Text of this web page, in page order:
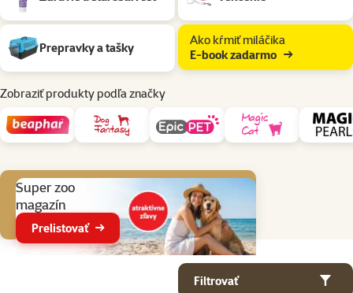
Prepravky a tašky
Ako kŕmiť miláčika
E-book zadarmo
Zobraziť produkty podľa značky
Super zoo
magazín
Prelistovať
Filtrovať
Produkty v kategorii Chovateľské potreby pre fretky